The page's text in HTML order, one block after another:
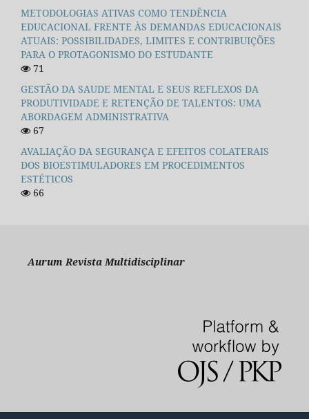
METODOLOGIAS ATIVAS COMO TENDÊNCIA
EDUCACIONAL FRENTE ÀS DEMANDAS EDUCACIONAIS
ATUAIS: POSSIBILIDADES, LIMITES E CONTRIBUIÇÕES
PARA O PROTAGONISMO DO ESTUDANTE
71
GESTÃO DA SAUDE MENTAL E SEUS REFLEXOS DA
PRODUTIVIDADE E RETENÇÃO DE TALENTOS: UMA
ABORDAGEM ADMINISTRATIVA
67
AVALIAÇÃO DA SEGURANÇA E EFEITOS COLATERAIS
DOS BIOESTIMULADORES EM PROCEDIMENTOS
ESTÉTICOS
66
Aurum Revista Multidisciplinar